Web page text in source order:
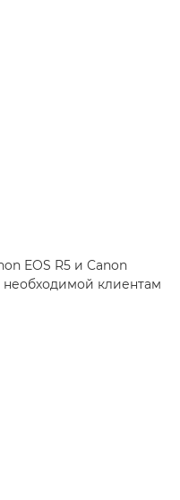
EOS R5 и Canon
необходимой клиентам